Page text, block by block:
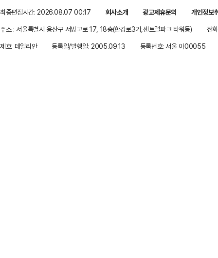
최종편집시간: 2026.08.07 00:17 회사소개 광고제휴문의
개인정보
주소 : 서울특별시 용산구 서빙고로 17, 18층(한강로3가,센트럴파크 타워동)
전
제호: 데일리안
등록일/발행일: 2005.09.13 등록번호: 서울 아00055